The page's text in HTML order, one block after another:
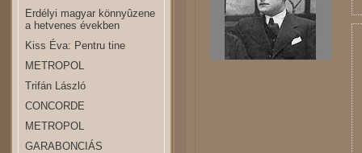
Erdélyi magyar könnyûzene
a hetvenes években
Kiss Éva: Pentru tine
METROPOL
Trifán László
CONCORDE
METROPOL
GARABONCIÁS